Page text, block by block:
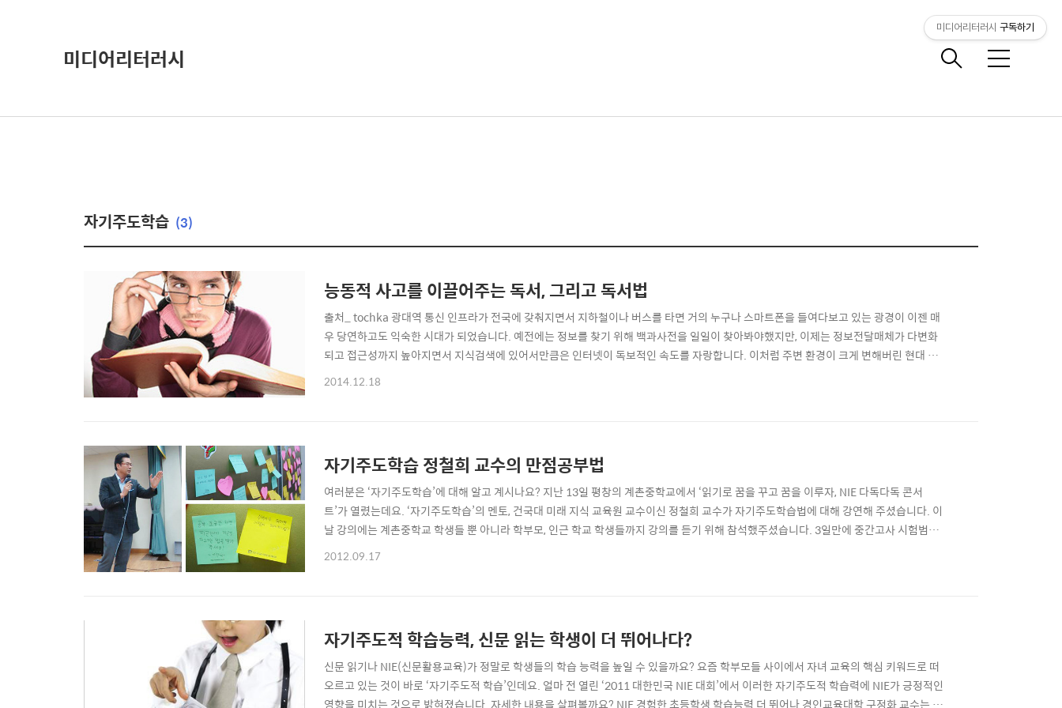
미디어리터러시 메
자기주도학습 (3)
능동적 사고를 이끌어주는 독서, 그리고 독서법
출처_ tochka 광대역 통신 인프라가 전국에 갖춰지면서 지하철이나 버스를 타면 거의 누구나 스마트폰을 들여다보고 있는 광경이 이젠 매
우 당연하고도 익숙한 시대가 되었습니다. 예전에는 정보를 찾기 위해 백과사전을 일일이 찾아봐야했지만, 이제는 정보전달매체가 다변화
되고 접근성까지 높아지면서 지식검색에 있어서만큼은 인터넷이 독보적인 속도를 자랑합니다. 이처럼 주변 환경이 크게 변해버린 현대 사
회에서 가장 오래된 지식전달매체인 독서는 과연 현대인들에게 어떤 의의를 지니고 있는 걸까요? 수동적 사고, 능동적 사고 20세기초 영화
2014.12.18
자기주도학습 정철희 교수의 만점공부법
여러분은 ‘자기주도학습’에 대해 알고 계시나요? 지난 13일 평창의 계촌중학교에서 ‘읽기로 꿈을 꾸고 꿈을 이루자, NIE 다독다독 콘서
트’가 열렸는데요. ‘자기주도학습’의 멘토, 건국대 미래 지식 교육원 교수이신 정철희 교수가 자기주도학습법에 대해 강연해 주셨습니다. 이
날 강의에는 계촌중학교 학생들 뿐 아니라 학부모, 인근 학교 학생들까지 강의를 듣기 위해 참석했주셨습니다. 3일만에 중간고사 시험범위
끝내는 방법, 일주일 만에 고등학교 과정을 끝내는 비결, 공부할 때마다 졸린 것 해결법 등 공부에 관련한 모든 학생들의 고민을 자기주도학
2012.09.17
자기주도적 학습능력, 신문 읽는 학생이 더 뛰어나다?
신문 읽기나 NIE(신문활용교육)가 정말로 학생들의 학습 능력을 높일 수 있을까요? 요즘 학부모들 사이에서 자녀 교육의 핵심 키워드로 떠
오르고 있는 것이 바로 ‘자기주도적 학습’인데요. 얼마 전 열린 ‘2011 대한민국 NIE 대회’에서 이러한 자기주도적 학습력에 NIE가 긍정적인
영향을 미치는 것으로 밝혀졌습니다. 자세한 내용을 살펴볼까요? NIE 경험한 초등학생 학습능력 더 뛰어나 경인교육대학 구정화 교수는 지
미디어리터러시 구독하기